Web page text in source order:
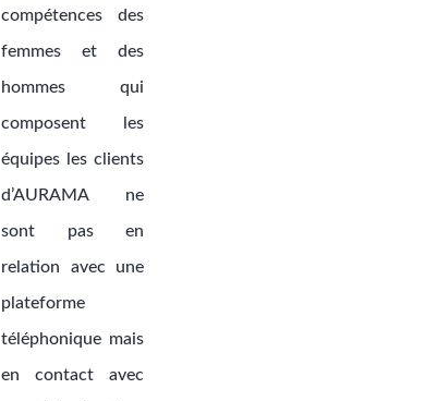
compétences des
femmes et des
hommes qui
composent les
équipes les clients
d’AURAMA ne
sont pas en
relation avec une
plateforme
téléphonique mais
en contact avec